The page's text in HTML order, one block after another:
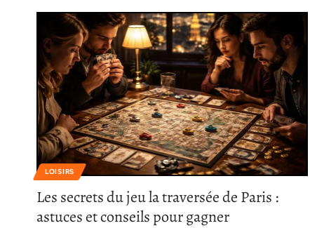
LOISIRS
Les secrets du jeu la traversée de Paris :
astuces et conseils pour gagner